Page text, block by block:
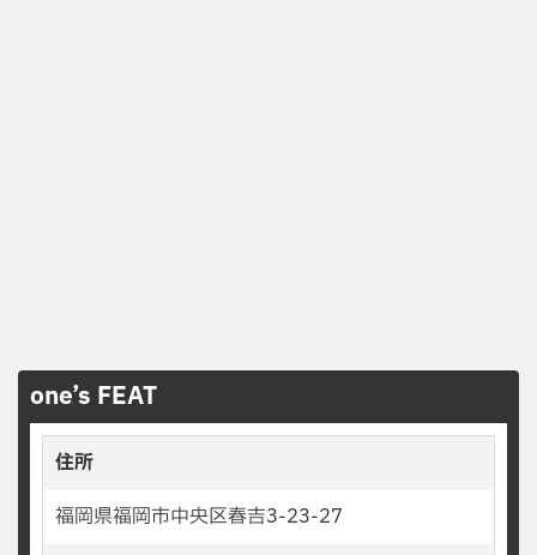
one’s FEAT
住所
福岡県福岡市中央区春吉3-23-27